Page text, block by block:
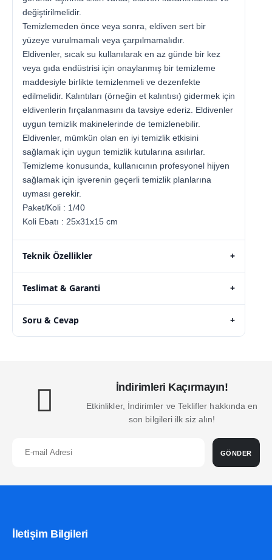
değiştirilmelidir.
Temizlemeden önce veya sonra, eldiven sert bir
yüzeye vurulmamalı veya çarpılmamalıdır.
Eldivenler, sıcak su kullanılarak en az günde bir kez
veya gıda endüstrisi için onaylanmış bir temizleme
maddesiyle birlikte temizlenmeli ve dezenfekte
edilmelidir. Kalıntıları (örneğin et kalıntısı) gidermek için
eldivenlerin fırçalanmasını da tavsiye ederiz. Eldivenler
uygun temizlik makinelerinde de temizlenebilir.
Eldivenler, mümkün olan en iyi temizlik etkisini
sağlamak için uygun temizlik kutularına asılırlar.
Temizleme konusunda, kullanıcının profesyonel hijyen
sağlamak için işverenin geçerli temizlik planlarına
uyması gerekir.
Paket/Koli : 1/40
Koli Ebatı : 25x31x15 cm
Teknik Özellikler +
Teslimat & Garanti +
Soru & Cevap +
İndirimleri Kaçırmayın!
Etkinlikler, İndirimler ve Teklifler hakkında en
son bilgileri ilk siz alın!
GÖNDER
İletişim Bilgileri